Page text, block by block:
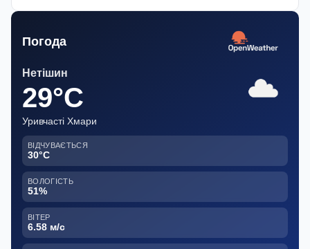
Погода
Нетішин
29°C
Уривчасті Хмари
ВІДЧУВАЄТЬСЯ
30°C
ВОЛОГІСТЬ
51%
ВІТЕР
6.58 м/с